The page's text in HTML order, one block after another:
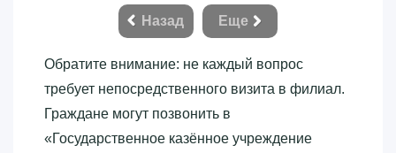
Назад
Еще
Обратите внимание: не каждый вопрос
требует непосредственного визита в филиал.
Граждане могут позвонить в
«‎Государственное казённое учреждение